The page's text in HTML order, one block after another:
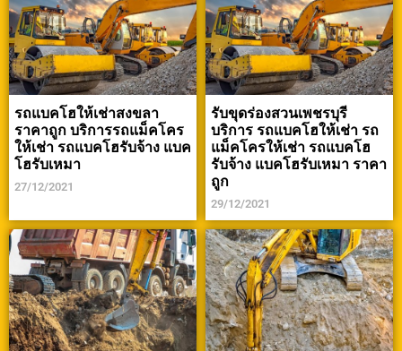
รถแบคโฮให้เช่าสงขลา
ราคาถูก บริการรถแม็คโคร
ให้เช่า รถแบคโฮรับจ้าง แบค
โฮรับเหมา
27/12/2021
รับขุดร่องสวนเพชรบุรี
บริการ รถแบคโฮให้เช่า รถ
แม็คโครให้เช่า รถแบคโฮ
รับจ้าง แบคโฮรับเหมา ราคา
ถูก
29/12/2021